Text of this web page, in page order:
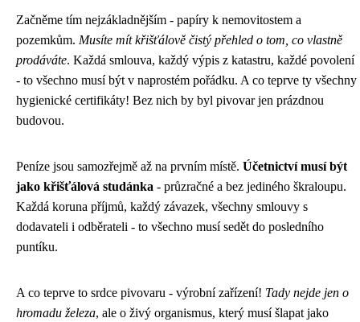
Začněme tím nejzákladnějším - papíry k nemovitostem a
pozemkům. Musíte mít křišťálově čistý přehled o tom, co vlastně
prodáváte. Každá smlouva, každý výpis z katastru, každé povolení
- to všechno musí být v naprostém pořádku. A co teprve ty všechny
hygienické certifikáty! Bez nich by byl pivovar jen prázdnou
budovou.
Peníze jsou samozřejmě až na prvním místě. Účetnictví musí být
jako křišťálová studánka - průzračné a bez jediného škraloupu.
Každá koruna příjmů, každý závazek, všechny smlouvy s
dodavateli i odběrateli - to všechno musí sedět do posledního
puntíku.
A co teprve to srdce pivovaru - výrobní zařízení! Tady nejde jen o
hromadu železa, ale o živý organismus, který musí šlapat jako